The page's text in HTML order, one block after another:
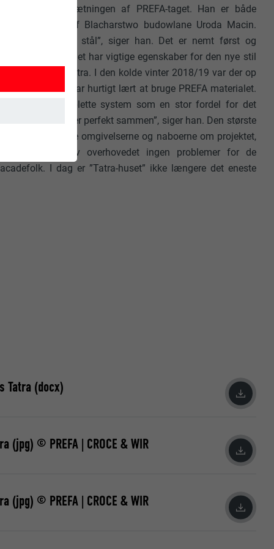
for omsætningen af PREFA-taget. Han er både
og leder af Blacharstwo budowlane Uroda Macin.
meget bedre end stål”, siger han. Det er nemt først og
og ruster ikke. Det har vigtige egenskaber for den nye stil
i de Høje Tatra. I den kolde vinter 2018/19 var der op
Marcin Uroda har hurtigt lært at bruge PREFA materialet.
han det komplette system som en stor fordel for det
dele passer perfekt sammen”, siger han. Den største
overbevise omgivelserne og naboerne om projektet,
omsætning gav overhovedet ingen problemer for de
I dag er ”Tatra-huset” ikke længere det eneste
Tatra (docx)
(jpg) © PREFA | CROCE & WIR
(jpg) © PREFA | CROCE & WIR
har
på tværs
sociale
om du